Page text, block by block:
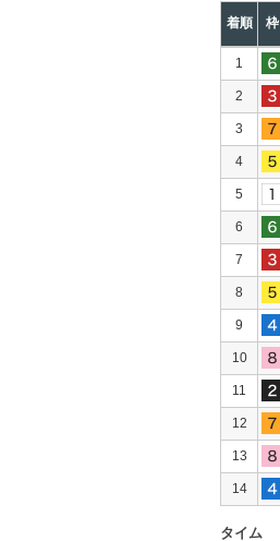
着順 枠
1
2
3
4
5
6
7
8
9
10
11
12
13
14
タイム